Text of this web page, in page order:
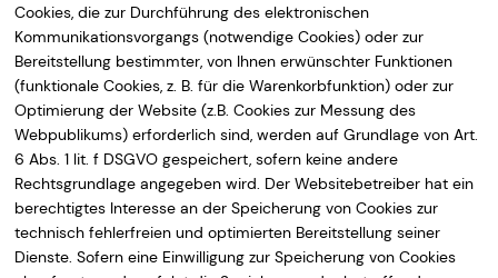
Cookies, die zur Durchführung des elektronischen
Kommunikationsvorgangs (notwendige Cookies) oder zur
Bereitstellung bestimmter, von Ihnen erwünschter Funktionen
(funktionale Cookies, z. B. für die Warenkorbfunktion) oder zur
Optimierung der Website (z.B. Cookies zur Messung des
Webpublikums) erforderlich sind, werden auf Grundlage von Art.
6 Abs. 1 lit. f DSGVO gespeichert, sofern keine andere
Rechtsgrundlage angegeben wird. Der Websitebetreiber hat ein
berechtigtes Interesse an der Speicherung von Cookies zur
technisch fehlerfreien und optimierten Bereitstellung seiner
Dienste. Sofern eine Einwilligung zur Speicherung von Cookies